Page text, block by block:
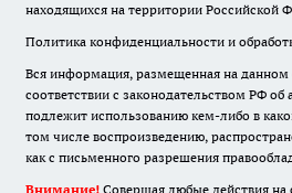
находящихся на территории Российской
Политика конфиденциальности и
Вся информация, размещенная на данном
соответствии с законодательством РФ об
подлежит использованию кем-либо в
том числе воспроизведению,
как с письменного разрешения
Внимание! Совершая любые действия на